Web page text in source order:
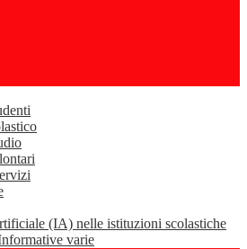
(IA) nelle istituzioni scolastiche
varie